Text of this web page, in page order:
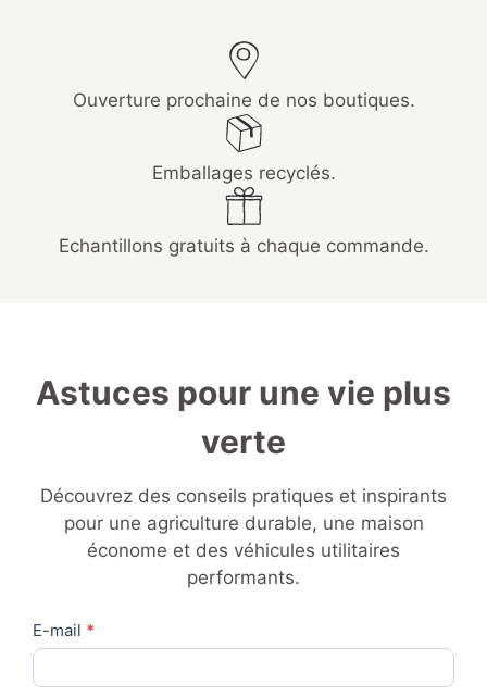
Ouverture prochaine de nos boutiques.
Emballages recyclés.
Echantillons gratuits à chaque commande.
Astuces pour une vie plus
verte
Découvrez des conseils pratiques et inspirants
pour une agriculture durable, une maison
économe et des véhicules utilitaires
performants.
Contact
Us
E-mail *